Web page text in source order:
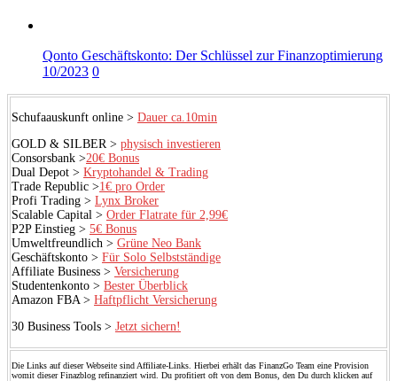
Qonto Geschäftskonto: Der Schlüssel zur Finanzoptimierung
10/2023 0
Schufaauskunft online > Dauer ca.10min
GOLD & SILBER > physisch investieren
Consorsbank >20€ Bonus
Dual Depot > Kryptohandel & Trading
Trade Republic >1€ pro Order
Profi Trading > Lynx Broker
Scalable Capital > Order Flatrate für 2,99€
P2P Einstieg > 5€ Bonus
Umweltfreundlich > Grüne Neo Bank
Geschäftskonto > Für Solo Selbstständige
Affiliate Business > Versicherung
Studentenkonto > Bester Überblick
Amazon FBA > Haftpflicht Versicherung
30 Business Tools > Jetzt sichern!
Die Links auf dieser Webseite sind Affiliate-Links. Hierbei erhält das FinanzGo Team eine Provision
womit dieser Finazblog refinanziert wird. Du profitiert oft von dem Bonus, den Du durch klicken auf